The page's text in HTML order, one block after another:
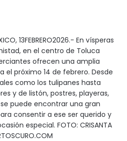
13FEBRERO2026.- En vísperas
en el centro de Toluca
ofrecen una amplia
el próximo 14 de febrero. Desde
como los tulipanes hasta
y de listón, postres, playeras,
puede encontrar una gran
consentir a ese ser querido y
especial. FOTO: CRISANTA